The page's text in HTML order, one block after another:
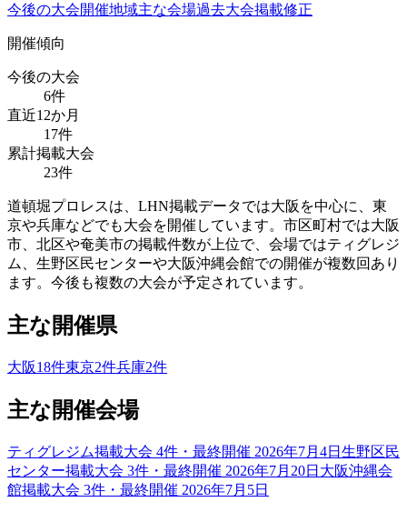
今後の大会開催地域主な会場過去大会掲載修正
開催傾向
今後の大会
6件
直近12か月
17件
累計掲載大会
23件
道頓堀プロレスは、LHN掲載データでは大阪を中心に、東
京や兵庫などでも大会を開催しています。市区町村では大阪
市、北区や奄美市の掲載件数が上位で、会場ではティグレジ
ム、生野区民センターや大阪沖縄会館での開催が複数回あり
ます。今後も複数の大会が予定されています。
主な開催県
大阪18件東京2件兵庫2件
主な開催会場
ティグレジム掲載大会 4件 ・最終開催 2026年7月4日 生野区民
センター掲載大会 3件 ・最終開催 2026年7月20日 大阪沖縄会
館掲載大会 3件 ・最終開催 2026年7月5日